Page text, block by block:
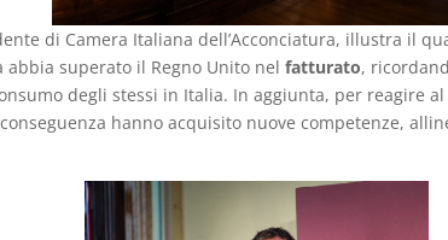
di Camera Italiana dell’Acconciatura, illustra il
abbia superato il Regno Unito nelfatturato,
degli stessi in Italia. In aggiunta, per reagire
hanno acquisito nuove competenze,